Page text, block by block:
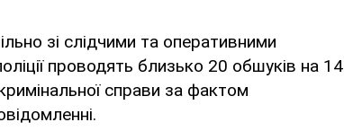
зі слідчими та оперативними
проводять близько 20 обшуків на 14
справи за фактом